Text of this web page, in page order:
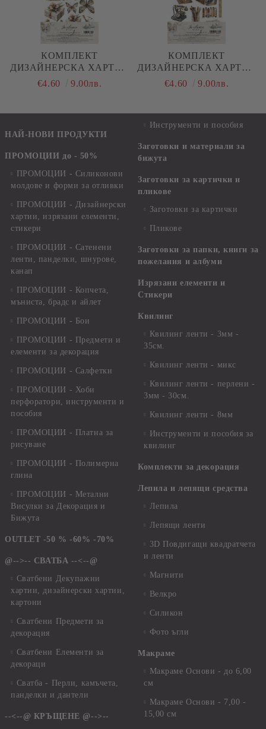
КОМПЛЕКТ
ДИЗАЙНЕРСКА ХАРТИЯ
- IN SILENCE - 6 ЛИСТА
€4.60 9.00лв.
КОМПЛЕКТ
ДИЗАЙНЕРСКА ХАРТИЯ
- IN SILENCE - 6 ЛИСТА
€4.60 9.00лв.
НАЙ-НОВИ ПРОДУКТИ
ПРОМОЦИИ до - 50%
ПРОМОЦИИ - Силиконови
молдове и форми за отливки
ПРОМОЦИИ - Дизайнерски
хартии, изрязани елементи,
стикери
ПРОМОЦИИ - Сатенени
ленти, панделки, шнурове,
канап
ПРОМОЦИИ - Копчета,
мъниста, брадс и айлет
ПРОМОЦИИ - Бои
ПРОМОЦИИ - Предмети и
елементи за декорация
ПРОМОЦИИ - Салфетки
ПРОМОЦИИ - Хоби
перфоратори, инструменти и
пособия
ПРОМОЦИИ - Платна за
рисуване
ПРОМОЦИИ - Полимерна
глина
ПРОМОЦИИ - Метални
Висулки за Декорация и
Бижута
OUTLET -50 % -60% -70%
@-->-- СВАТБА --<--@
Сватбени Декупажни
хартии, дизайнерски хартии,
картони
Сватбени Предмети за
декорация
Сватбени Елементи за
декораци
Сватба - Перли, камъчета,
панделки и дантели
--<--@ КРЪЩЕНЕ @-->--
Инструменти и пособия
Заготовки и материали за
бижута
Заготовки за картички и
пликове
Заготовки за картички
Пликове
Заготовки за папки, книги за
пожелания и албуми
Изрязани елементи и
Стикери
Квилинг
Квилинг ленти - 3мм -
35см.
Квилинг ленти - микс
Квилинг ленти - перлени -
3мм - 30см.
Квилинг ленти - 8мм
Инструменти и пособия за
квилинг
Комплекти за декорация
Лепила и лепящи средства
Лепила
Лепящи ленти
3D Повдигащи квадратчета
и ленти
Магнити
Велкро
Силикон
Фото ъгли
Макраме
Макраме Основи - до 6,00
см
Макраме Основи - 7,00 -
15,00 см